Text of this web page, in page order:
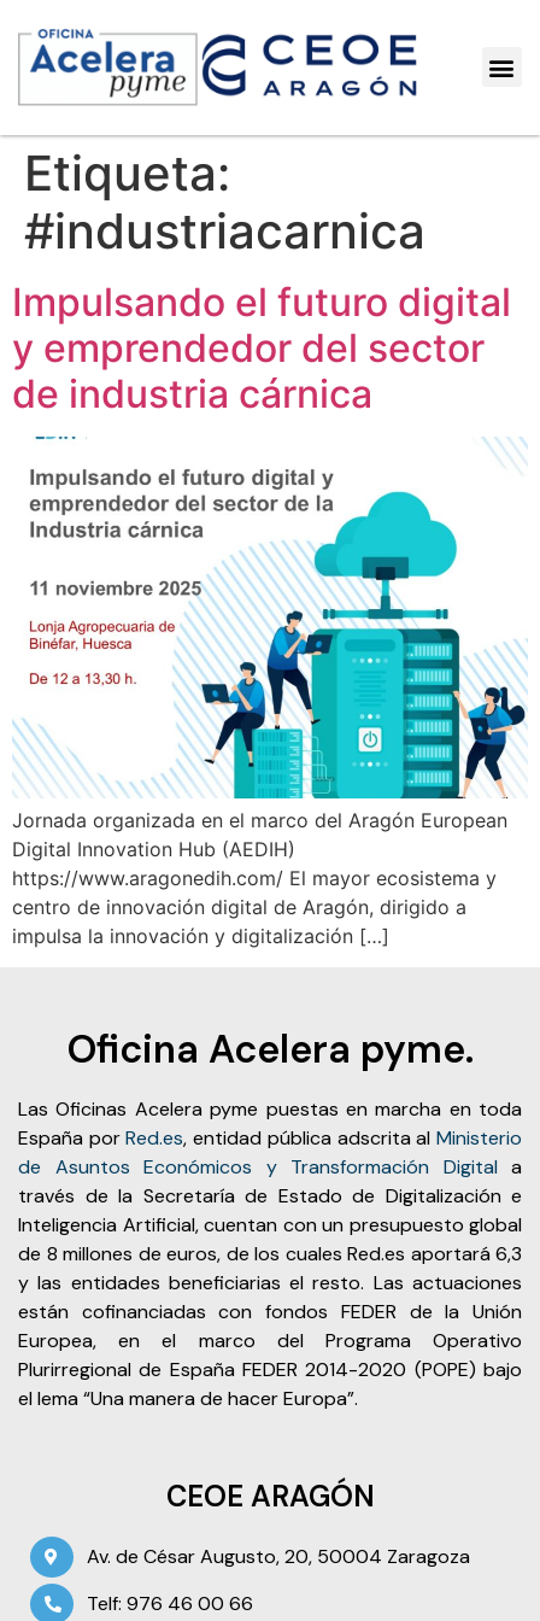
Etiqueta:
#industriacarnica
Impulsando el futuro digital
y emprendedor del sector
de industria cárnica
Jornada organizada en el marco del Aragón European
Digital Innovation Hub (AEDIH)
https://www.aragonedih.com/ El mayor ecosistema y
centro de innovación digital de Aragón, dirigido a
impulsa la innovación y digitalización […]
Oficina Acelera pyme.
Las Oficinas Acelera pyme puestas en marcha en toda
España porRed.es, entidad pública adscrita alMinisterio
de Asuntos Económicos y Transformación Digital a
través de la Secretaría de Estado de Digitalización e
Inteligencia Artificial, cuentan con un presupuesto global
de 8 millones de euros, de los cuales Red.es aportará 6,3
y las entidades beneficiarias el resto. Las actuaciones
están cofinanciadas con fondos FEDER de la Unión
Europea, en el marco del Programa Operativo
Plurirregional de España FEDER 2014-2020 (POPE) bajo
el lema “Una manera de hacer Europa”.
CEOE ARAGÓN
Av. de César Augusto, 20, 50004 Zaragoza
Telf: 976 46 00 66